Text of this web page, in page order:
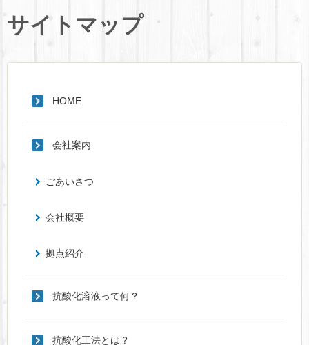
サイトマップ
HOME
会社案内
ごあいさつ
会社概要
拠点紹介
抗酸化溶液って何？
抗酸化工法とは？